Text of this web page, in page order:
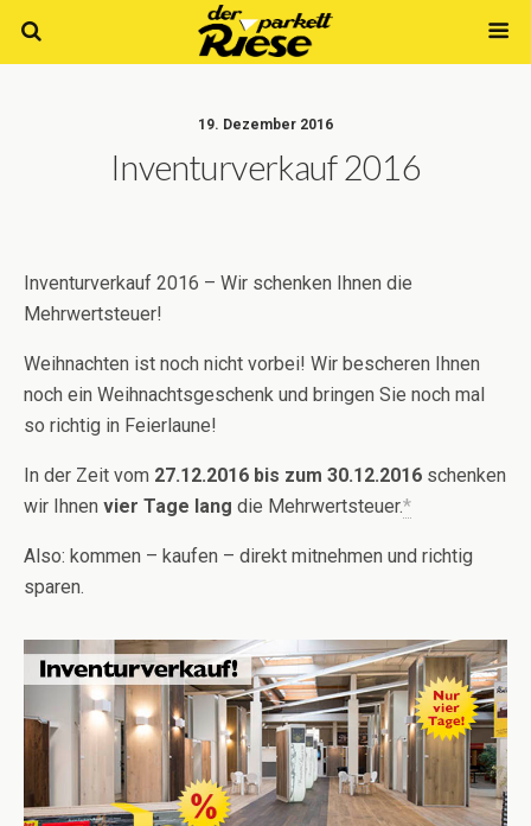
19. Dezember 2016
Inventurverkauf 2016
Inventurverkauf 2016 – Wir schenken Ihnen die
Mehrwertsteuer!
Weihnachten ist noch nicht vorbei! Wir bescheren Ihnen
noch ein Weihnachtsgeschenk und bringen Sie noch mal
so richtig in Feierlaune!
In der Zeit vom 27.12.2016 bis zum 30.12.2016 schenken
wir Ihnen vier Tage lang die Mehrwertsteuer.*
Also: kommen – kaufen – direkt mitnehmen und richtig
sparen.